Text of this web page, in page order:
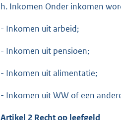
h. Inkomen Onder inkomen
- Inkomen uit arbeid;
- Inkomen uit pensioen;
- Inkomen uit alimentatie;
- Inkomen uit WW of een
Artikel 2 Recht op leefgeld